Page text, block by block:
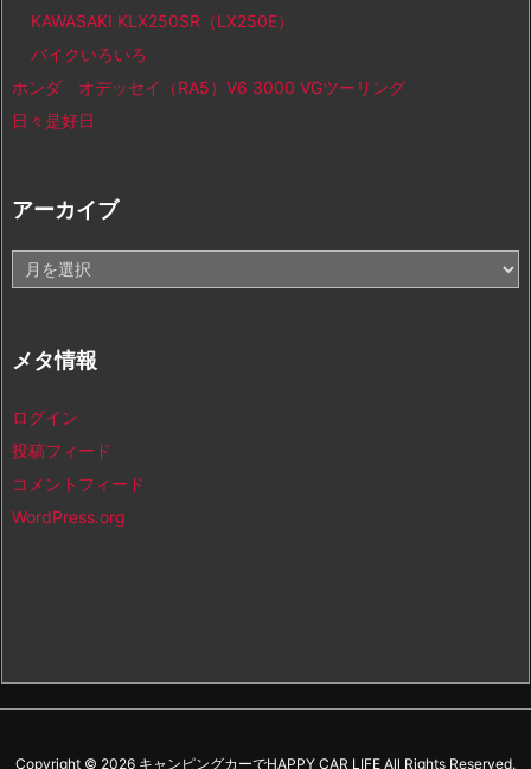
KAWASAKI KLX250SR（LX250E）
バイクいろいろ
ホンダ オデッセイ（RA5）V6 3000 VGツーリング
日々是好日
アーカイブ
ー
ブ
メタ情報
ログイン
投稿フィード
コメントフィード
WordPress.org
Copyright © 2026 キャンピングカーでHAPPY CAR LIFE All Rights Reserved.